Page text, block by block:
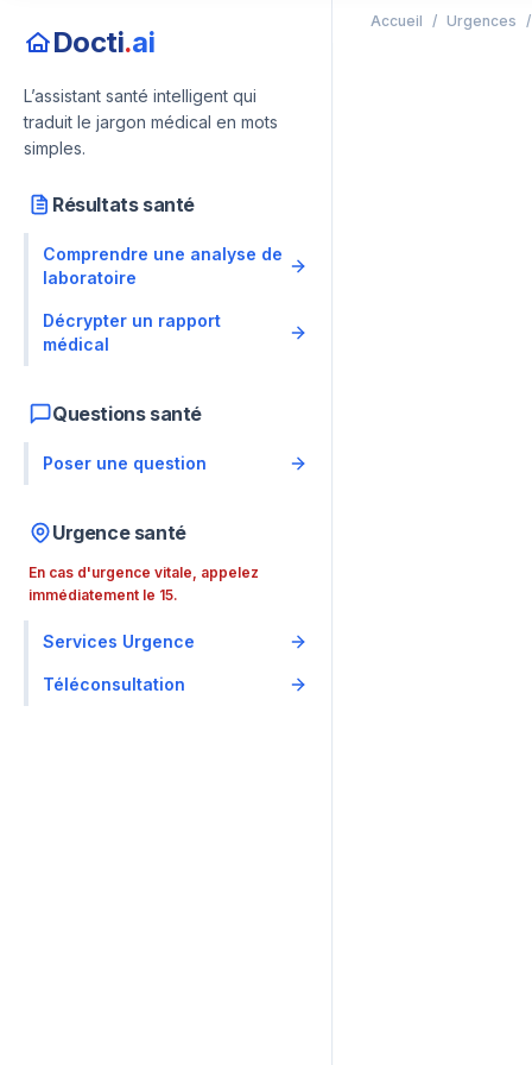
Docti.ai
L’assistant santé intelligent qui
traduit le jargon médical en mots
simples.
Résultats santé
Comprendre une analyse de
laboratoire
Décrypter un rapport
médical
Questions santé
Poser une question
Urgence santé
En cas d'urgence vitale, appelez
immédiatement le 15.
Services Urgence
Téléconsultation
Accueil / Urgences /